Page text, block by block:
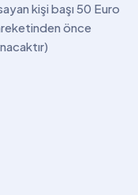
kişi başı 50 Euro
önce